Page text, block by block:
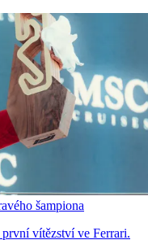
šampiona
vítězství ve Ferrari.